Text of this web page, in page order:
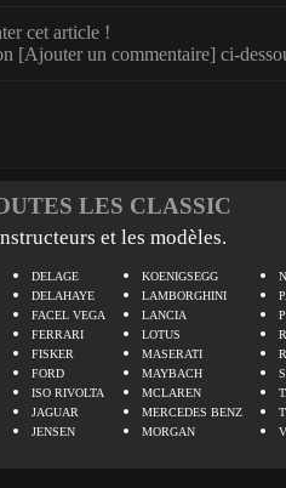
cet article !
[Ajouter un commentaire] ci-
LES CLASSIC
et les modèles.
DELAGE
DELAHAYE
FACEL VEGA
FERRARI
FISKER
FORD
ISO RIVOLTA
JAGUAR
JENSEN
KOENIGSEGG
LAMBORGHINI
LANCIA
LOTUS
MASERATI
MAYBACH
MCLAREN
MERCEDES BENZ
MORGAN